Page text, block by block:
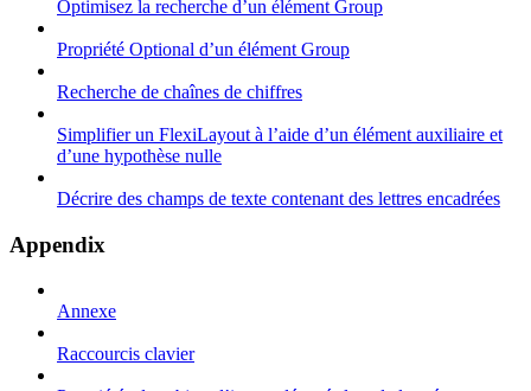
Optimisez la recherche d’un élément Group
Propriété Optional d’un élément Group
Recherche de chaînes de chiffres
Simplifier un FlexiLayout à l’aide d’un élément auxiliaire et
d’une hypothèse nulle
Décrire des champs de texte contenant des lettres encadrées
Appendix
Annexe
Raccourcis clavier